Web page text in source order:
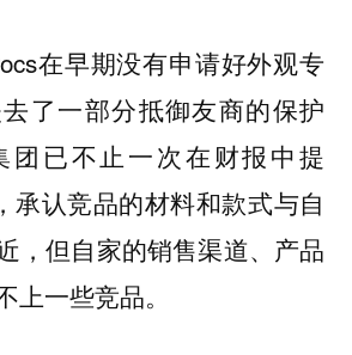
在早期没有申请好外观专
了一部分抵御友商的保护
团已不止一次在财报中提
承认竞品的材料和款式与自
，但自家的销售渠道、产品
上一些竞品。